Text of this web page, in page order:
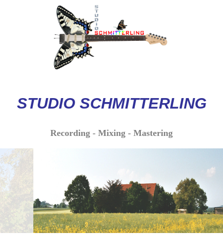
STUDIO SCHMITTERLING
Recording - Mixing - Mastering